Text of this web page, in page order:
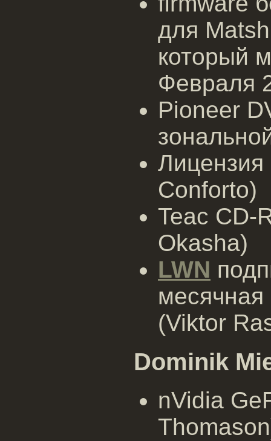
для
который
Февраля
Pioneer
Лицензия
Conforto)
Teac CD-
Okasha)
LWN
(Viktor
Dominik
nVidia